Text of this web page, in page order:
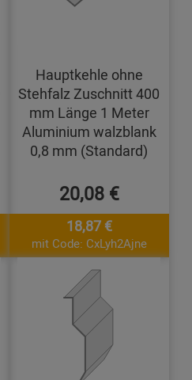
Hauptkehle ohne
Stehfalz Zuschnitt 400
mm Länge 1 Meter
Aluminium walzblank
0,8 mm (Standard)
20,08 €
18,87 €
mit Code: CxLyh2Ajne